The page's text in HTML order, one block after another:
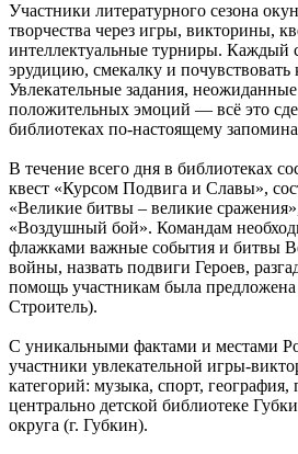
Участники литературного сезона
творчества через игры, викторины,
интеллектуальные турниры. Каждый
эрудицию, смекалку и
Увлекательные задания,
положительных эмоций — всё это
библиотеках по-настоящему
В течение всего дня в библиотеках
квест «Курсом Подвига и Славы»,
«Великие битвы – великие
«Воздушный бой». Командам
флажками важные события и битвы
войны, назвать подвиги Героев,
помощь участникам была предложена
Строитель).
С уникальными фактами и местами
участники увлекательной игры-
категорий: музыка, спорт, география,
центрально детской библиотеке
округа (г. Губкин).